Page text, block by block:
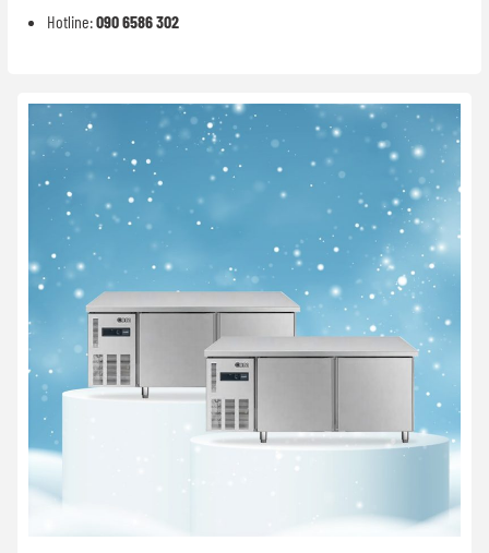
Hotline:090 6586 302